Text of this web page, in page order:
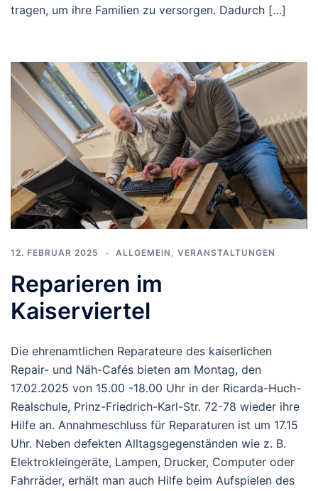
tragen, um ihre Familien zu versorgen. Dadurch […]
12. FEBRUAR 2025 ALLGEMEIN , VERANSTALTUNGEN
Reparieren im
Kaiserviertel
Die ehrenamtlichen Reparateure des kaiserlichen
Repair- und Näh-Cafés bieten am Montag, den
17.02.2025 von 15.00 -18.00 Uhr in der Ricarda-Huch-
Realschule, Prinz-Friedrich-Karl-Str. 72-78 wieder ihre
Hilfe an. Annahmeschluss für Reparaturen ist um 17.15
Uhr. Neben defekten Alltagsgegenständen wie z. B.
Elektrokleingeräte, Lampen, Drucker, Computer oder
Fahrräder, erhält man auch Hilfe beim Aufspielen des